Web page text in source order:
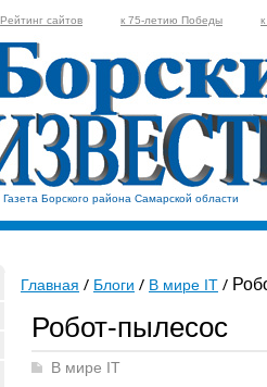
Рейтинг сайтов к 75-летию Победы
Газета Борского района Самарской области
Главная Блоги В мире IT
Робот-пылесос
В мире IT